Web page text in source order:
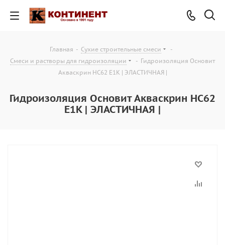
Главная - Сухие строительные смеси
-
Смеси и растворы для гидроизоляции
- Гидроизоляция Основит
Акваскрин HC62 E1K | ЭЛАСТИЧНАЯ |
Гидроизоляция Основит Акваскрин HC62
E1K | ЭЛАСТИЧНАЯ |